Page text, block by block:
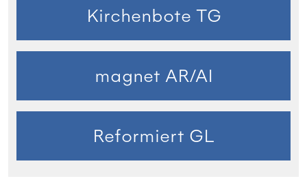
Kirchenbote TG
magnet AR/AI
Reformiert GL